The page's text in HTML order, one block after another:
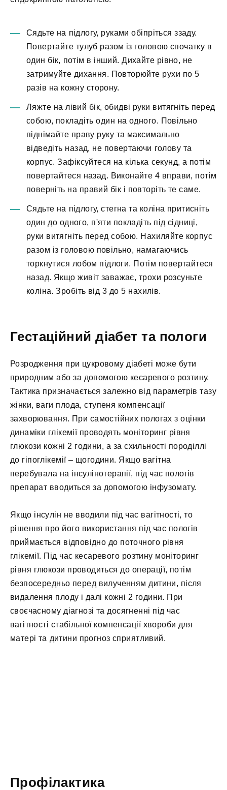
Сядьте на підлогу, руками обіпріться ззаду.
Повертайте тулуб разом із головою спочатку в
один бік, потім в інший. Дихайте рівно, не
затримуйте дихання. Повторюйте рухи по 5
разів на кожну сторону.
Ляжте на лівий бік, обидві руки витягніть перед
собою, покладіть один на одного. Повільно
піднімайте праву руку та максимально
відведіть назад, не повертаючи голову та
корпус. Зафіксуйтеся на кілька секунд, а потім
повертайтеся назад. Виконайте 4 вправи, потім
поверніть на правий бік і повторіть те саме.
Сядьте на підлогу, стегна та коліна притисніть
один до одного, п'яти покладіть під сідниці,
руки витягніть перед собою. Нахиляйте корпус
разом із головою повільно, намагаючись
торкнутися лобом підлоги. Потім повертайтеся
назад. Якщо живіт заважає, трохи розсуньте
коліна. Зробіть від 3 до 5 нахилів.
Гестаційний діабет та пологи
Розродження при цукровому діабеті може бути
природним або за допомогою кесаревого розтину.
Тактика призначається залежно від параметрів тазу
жінки, ваги плода, ступеня компенсації
захворювання. При самостійних пологах з оцінки
динаміки глікемії проводять моніторинг рівня
глюкози кожні 2 години, а за схильності породіллі
до гіпоглікемії – щогодини. Якщо вагітна
перебувала на інсулінотерапії, під час пологів
препарат вводиться за допомогою інфузомату.
Якщо інсулін не вводили під час вагітності, то
рішення про його використання під час пологів
приймається відповідно до поточного рівня
глікемії. Під час кесаревого розтину моніторинг
рівня глюкози проводиться до операції, потім
безпосередньо перед вилученням дитини, після
видалення плоду і далі кожні 2 години. При
своєчасному діагнозі та досягненні під час
вагітності стабільної компенсації хвороби для
матері та дитини прогноз сприятливий.
Профілактика